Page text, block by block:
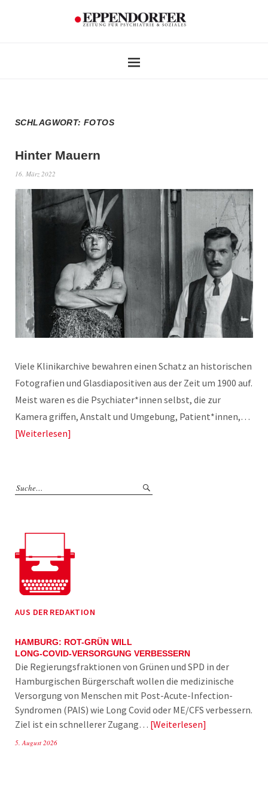
SCHLAGWORT:FOTOS
Hinter Mauern
16. März 2022
Viele Klinikarchive bewahren einen Schatz an historischen
Fotografien und Glasdiapositiven aus der Zeit um 1900 auf.
Meist waren es die Psychiater*innen selbst, die zur
Kamera griffen, Anstalt und Umgebung, Patient*innen,…
Weiterlesen
AUS DER REDAKTION
HAMBURG: ROT-GRÜN WILL
LONG-COVID-VERSORGUNG VERBESSERN
Die Regierungsfraktionen von Grünen und SPD in der
Hamburgischen Bürgerschaft wollen die medizinische
Versorgung von Menschen mit Post-Acute-Infection-
Syndromen (PAIS) wie Long Covid oder ME/CFS verbessern.
Ziel ist ein schnellerer Zugang… Weiterlesen
5. August 2026